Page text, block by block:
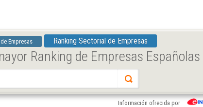
Empresas Ranking Sectorial de Empresas
Ranking de Empresas Españolas
Información ofrecida por